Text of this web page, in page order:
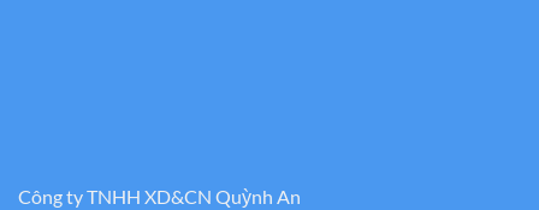
Công ty TNHH XD&CN Quỳnh An